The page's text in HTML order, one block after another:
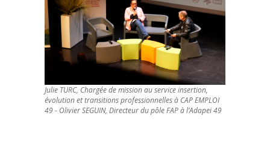
Julie TURC, Chargée de mission au service insertion,
évolution et transitions professionnelles à CAP EMPLOI
49 - Olivier SEGUIN, Directeur du pôle FAP à l’Adapei 49